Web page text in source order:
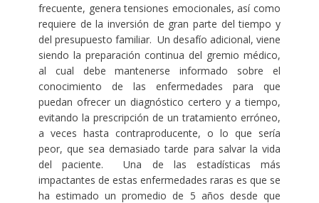
frecuente, genera tensiones emocionales, así como
requiere de la inversión de gran parte del tiempo y
del presupuesto familiar. Un desafío adicional, viene
siendo la preparación continua del gremio médico,
al cual debe mantenerse informado sobre el
conocimiento de las enfermedades para que
puedan ofrecer un diagnóstico certero y a tiempo,
evitando la prescripción de un tratamiento erróneo,
a veces hasta contraproducente, o lo que sería
peor, que sea demasiado tarde para salvar la vida
del paciente. Una de las estadísticas más
impactantes de estas enfermedades raras es que se
ha estimado un promedio de 5 años desde que